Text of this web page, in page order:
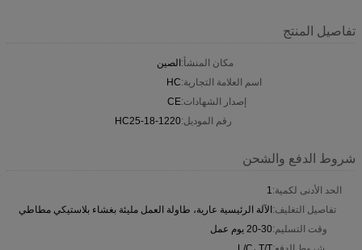
تفاصيل المنتج
مكان المنشأ:الصين
اسم العلامة التجارية:HC
إصدار الشهادات:CE
رقم الموديل:HC25-18-1220
شروط الدفع والشحن
الحد الأدنى لكمية:1
تفاصيل التغليف:الآلة الرئيسية عارية، طاولة العمل مليئة بغشاء بلاستيكي مطاطي
وقت التسليم:20-30 يوم عمل